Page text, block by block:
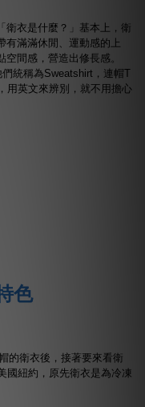
衛衣是什麼？」基本上，衛
有滿滿休閒、運動感的上
間感，營造出修長感。
統稱為Sweatshirt，連帽T
用英文來辨別，就不用擔心
色
的衛衣後，接著要來看衛
國紐約，原先衛衣是為冷凍